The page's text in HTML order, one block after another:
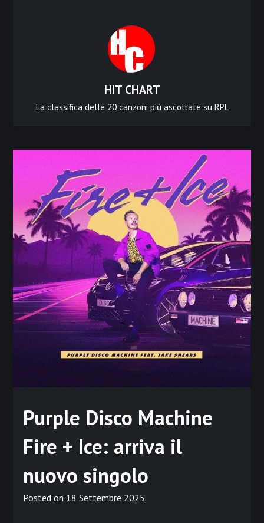
HIT CHART
La classifica delle 20 canzoni più ascoltate su RPL
Purple Disco Machine
Fire + Ice: arriva il
nuovo singolo
Posted on 18 Settembre 2025